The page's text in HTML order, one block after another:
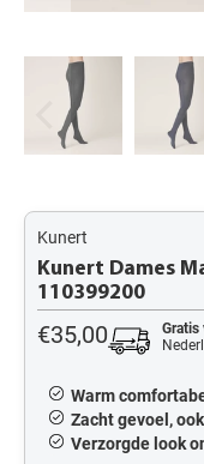
Kunert
Kunert Dames
110399200
€35,00
Gratis
Warm
Zacht gevoel,
Verzorgde look